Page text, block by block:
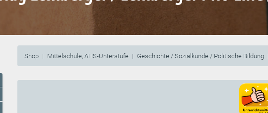
Shop Mittelschule, AHS-Unterstufe Geschichte / Sozialkunde / Politische Bildung